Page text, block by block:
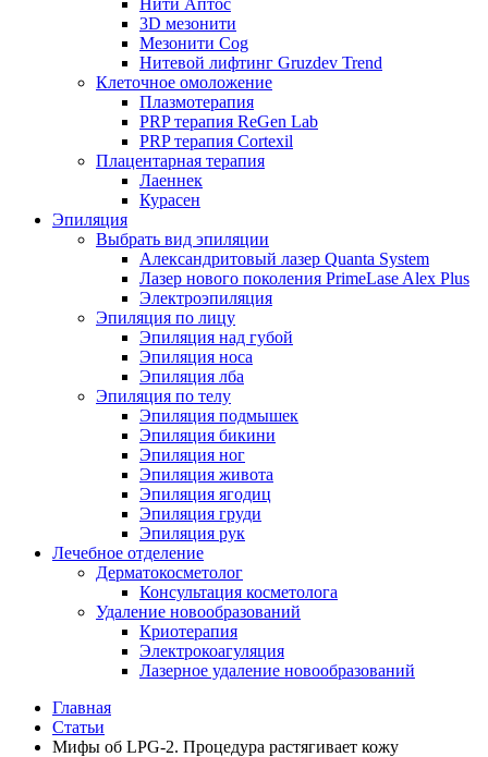
Нити Аптос
3D мезонити
Мезонити Cog
Нитевой лифтинг Gruzdev Trend
Клеточное омоложение
Плазмотерапия
PRP терапия ReGen Lab
PRP терапия Cortexil
Плацентарная терапия
Лаеннек
Курасен
Эпиляция
Выбрать вид эпиляции
Александритовый лазер Quanta System
Лазер нового поколения PrimeLase Alex Plus
Электроэпиляция
Эпиляция по лицу
Эпиляция над губой
Эпиляция носа
Эпиляция лба
Эпиляция по телу
Эпиляция подмышек
Эпиляция бикини
Эпиляция ног
Эпиляция живота
Эпиляция ягодиц
Эпиляция груди
Эпиляция рук
Лечебное отделение
Дерматокосметолог
Консультация косметолога
Удаление новообразований
Криотерапия
Электрокоагуляция
Лазерное удаление новообразований
Главная
Статьи
Мифы об LPG-2. Процедура растягивает кожу